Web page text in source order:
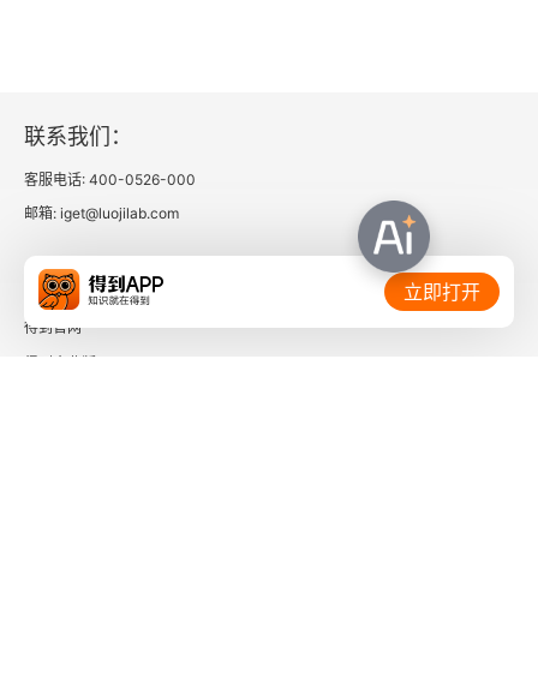
联系我们：
客服电话: 400-0526-000
邮箱: iget@luojilab.com
相关链接：
得到官网
立即打开